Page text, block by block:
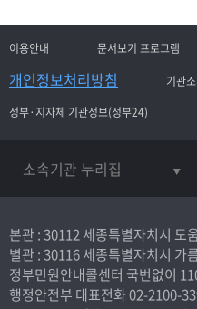
이용안내 문서보기 프로그램
개인정보처리방침
기관
정부·지자체 기관정보(정부24)
소속기관 누리집
본관 : 30112 세종특별자치시 도
별관 : 30116 세종특별자치시 가
정부민원안내콜센터 국번없이
행정안전부 대표전화02-2100-